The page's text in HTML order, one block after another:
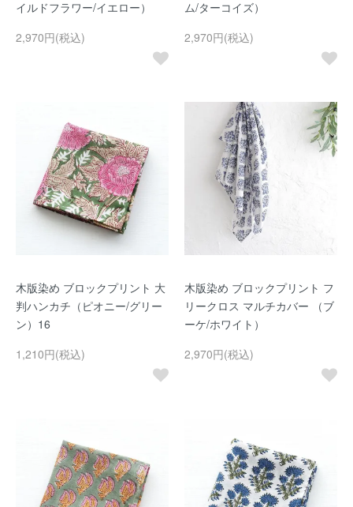
イルドフラワー/イエロー）
2,970円(税込)
ム/ターコイズ）
2,970円(税込)
木版染め ブロックプリント 大
判ハンカチ（ピオニー/グリー
ン）16
1,210円(税込)
木版染め ブロックプリント フ
リークロス マルチカバー （ブ
ーケ/ホワイト）
2,970円(税込)